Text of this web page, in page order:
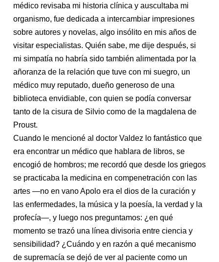
médico revisaba mi historia clínica y auscultaba mi
organismo, fue dedicada a intercambiar impresiones
sobre autores y novelas, algo insólito en mis años de
visitar especialistas. Quién sabe, me dije después, si
mi simpatía no habría sido también alimentada por la
añoranza de la relación que tuve con mi suegro, un
médico muy reputado, dueño generoso de una
biblioteca envidiable, con quien se podía conversar
tanto de la cisura de Silvio como de la magdalena de
Proust.
Cuando le mencioné al doctor Valdez lo fantástico que
era encontrar un médico que hablara de libros, se
encogió de hombros; me recordó que desde los griegos
se practicaba la medicina en compenetración con las
artes —no en vano Apolo era el dios de la curación y
las enfermedades, la música y la poesía, la verdad y la
profecía—, y luego nos preguntamos: ¿en qué
momento se trazó una línea divisoria entre ciencia y
sensibilidad? ¿Cuándo y en razón a qué mecanismo
de supremacía se dejó de ver al paciente como un